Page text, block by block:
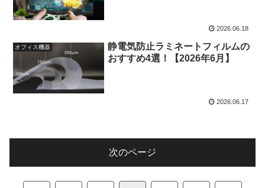
2026.06.18
オフィス機器
静電気防止ラミネートフィルムの
おすすめ4選！【2026年6月】
2026.06.17
次のページ